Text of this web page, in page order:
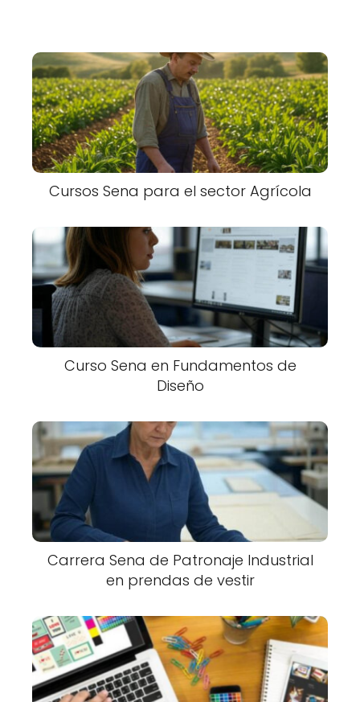
Cursos Sena para el sector Agrícola
Curso Sena en Fundamentos de
Diseño
Carrera Sena de Patronaje Industrial
en prendas de vestir